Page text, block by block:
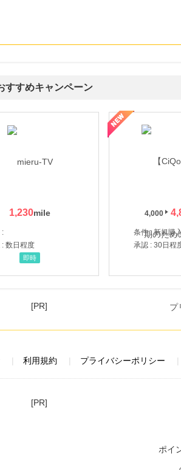
すすめキャンペーン
1,230
:
: 数日程度
即時
4,000
条件 : 新規購
承認 : 30日程
ト】スーツケース・バッグ
【ロデオドライブ】創業70年の信頼と高価買
[PR]
利用規約 プライバシーポリシー
[PR]
ポイ